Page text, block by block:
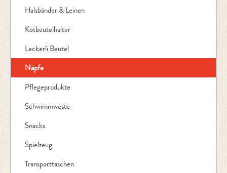
Halsbänder & Leinen
Kotbeutelhalter
Leckerli Beutel
Näpfe
Pflegeprodukte
Schwimmweste
Snacks
Spielzeug
Transporttaschen